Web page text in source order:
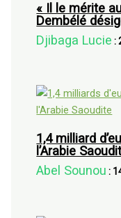
« Il le mérite
Dembélé
Djibaga Lucie :
1,4 milliard
l’Arabie
Abel Sounou :